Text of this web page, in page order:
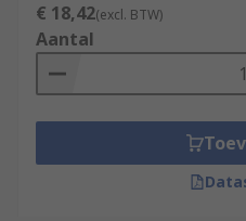
€ 18,42(excl. BTW)
Aantal